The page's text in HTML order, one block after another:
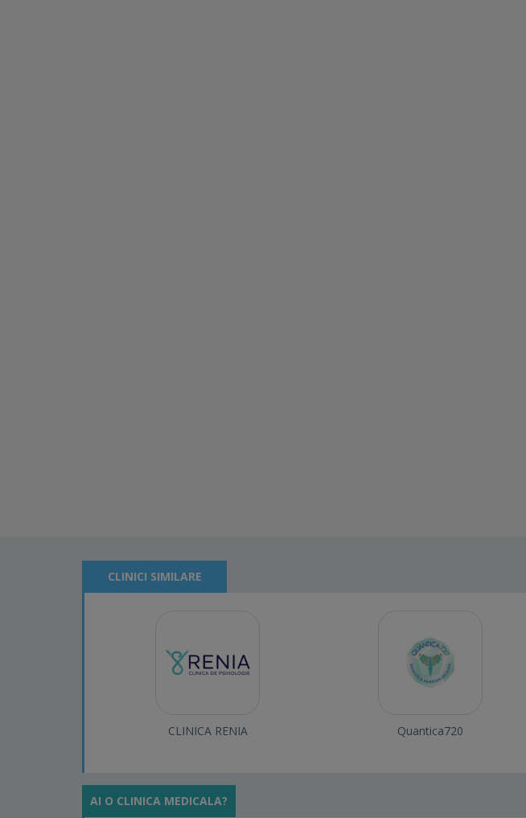
CLINICI SIMILARE
CLINICA RENIA Quantica720
AI O CLINICA MEDICALA?